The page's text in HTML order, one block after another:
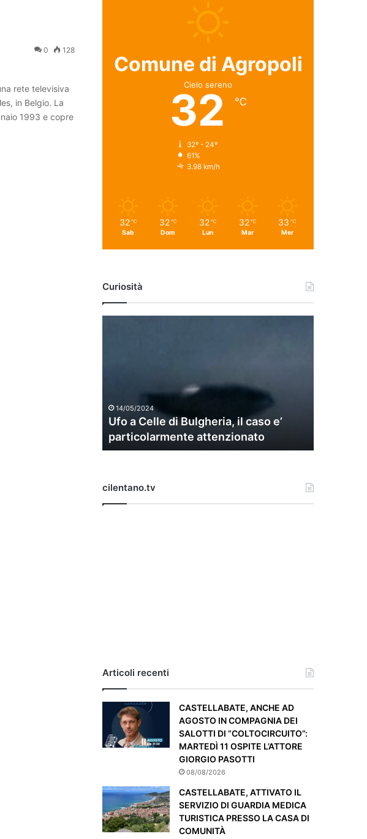
0 128
rete televisiva
in Belgio. La
1993 e copre
Comune di Agropoli
Cielo sereno
32 ℃
32º - 24º
61%
3.98 km/h
32 ℃
Sab
32 ℃
Dom
32 ℃
Lun
32 ℃
Mar
33 ℃
Mer
Curiosità
i
l
g
e
i
l
a
r
m
14/05/2024
Ufo a Celle di Bulgheria, il caso e’
particolarmente attenzionato
cilentano.tv
Articoli recenti
CASTELLABATE, ANCHE AD
AGOSTO IN COMPAGNIA DEI
SALOTTI DI “COLTOCIRCUITO”:
MARTEDÌ 11 OSPITE L’ATTORE
GIORGIO PASOTTI
08/08/2026
CASTELLABATE, ATTIVATO IL
SERVIZIO DI GUARDIA MEDICA
TURISTICA PRESSO LA CASA DI
COMUNITÀ